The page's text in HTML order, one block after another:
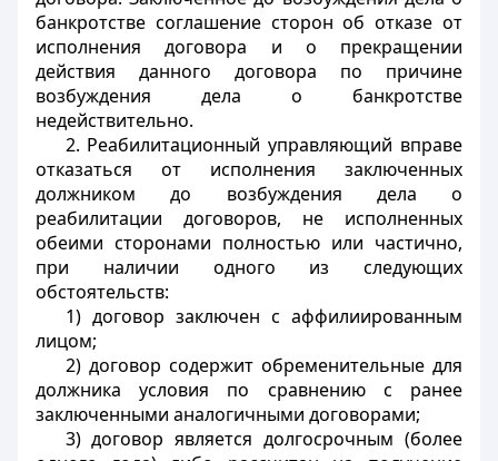
банкротстве соглашение сторон об отказе от
исполнения договора и о прекращении
действия данного договора по причине
возбуждения дела о банкротстве
недействительно.
2. Реабилитационный управляющий вправе
отказаться от исполнения заключенных
должником до возбуждения дела о
реабилитации договоров, не исполненных
обеими сторонами полностью или частично,
при наличии одного из следующих
обстоятельств:
1) договор заключен с аффилиированным
лицом;
2) договор содержит обременительные для
должника условия по сравнению с ранее
заключенными аналогичными договорами;
3) договор является долгосрочным (более